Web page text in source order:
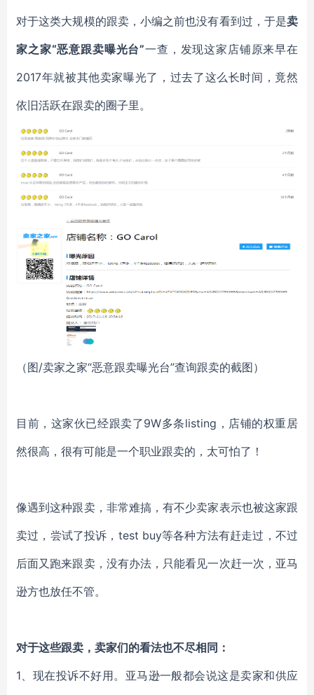
对于这类大规模的跟卖，小编之前也没有看到过，于是卖
家之家“恶意跟卖曝光台”一查，发现这家店铺原来早在
2017年就被其他卖家曝光了，过去了这么长时间，竟然
依旧活跃在跟卖的圈子里。
（图/卖家之家“恶意跟卖曝光台”查询跟卖的截图）
目前，这家伙已经跟卖了9W多条listing，店铺的权重居
然很高，很有可能是一个职业跟卖的，太可怕了！
像遇到这种跟卖，非常难搞，有不少卖家表示也被这家跟
卖过，尝试了投诉，test buy等各种方法有赶走过，不过
后面又跑来跟卖，没有办法，只能看见一次赶一次，亚马
逊方也放任不管。
对于这些跟卖，卖家们的看法也不尽相同：
1、现在投诉不好用。亚马逊一般都会说这是卖家和供应